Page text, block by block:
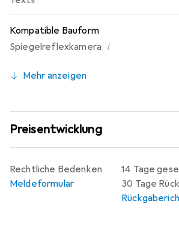
Kompatible Bauform
Spiegelreflexkamera i
Mehr anzeigen
Preisentwicklung
14 Tage
30 Tage
Rechtliche Bedenken
Meldeformular